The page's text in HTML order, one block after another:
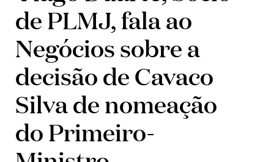
de PLMJ, fala ao
Negócios sobre a
decisão de Cavaco
Silva de nomeação
do Primeiro-